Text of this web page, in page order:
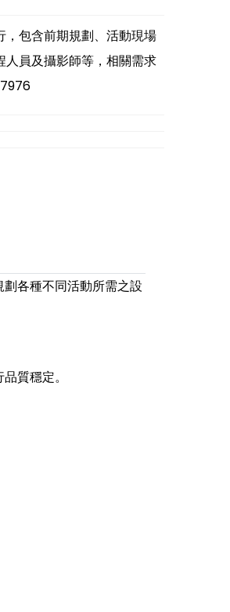
包含前期規劃、活動現場
員及攝影師等，相關需求
各種不同活動所需之設
質穩定。